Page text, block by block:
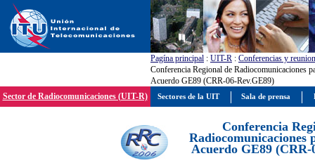
Pagína principal : UIT-R : Conferencias y
Conferencia Regional de Radiocomunicaciones
Acuerdo GE89 (CRR-06-Rev.GE89)
Sector de Radiocomunicaciones (UIT-R)
Conferencia
Radiocomunicaciones
Acuerdo GE89 (CRR-
Sectores de la UIT Sala de prensa